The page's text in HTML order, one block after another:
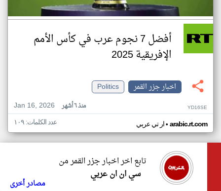
أفضل 7 نجوم عرب في كأس الأمم
الإفريقية 2025
اخبار جزر القمر
Politics
Jan 16, 2026
منذ ٦ أشهر YD16SE
ار تي عربي• arabic.rt.com عدد الكلمات: ١٠٩
تابع اخر اخبار جزر القمر من
سي ان ان عربي
مصادر أخرى